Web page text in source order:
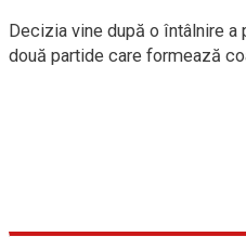
Decizia vine după o întâlnire
două partide care formează